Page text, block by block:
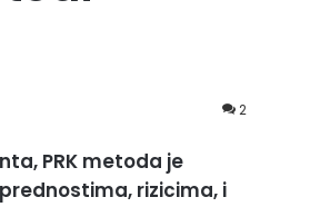
2
PRK metoda je
rizicima, i